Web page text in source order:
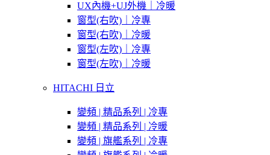
UX內機+UJ外機｜冷暖
窗型(右吹)｜冷專
窗型(右吹)｜冷暖
窗型(左吹)｜冷專
窗型(左吹)｜冷暖
HITACHI 日立
變頻 | 精品系列 | 冷專
變頻 | 精品系列 | 冷暖
變頻 | 旗艦系列 | 冷專